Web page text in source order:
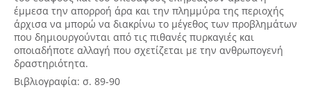
έμμεσα την απορροή άρα και την πλημμύρα της περιοχής
άρχισα να μπορώ να διακρίνω το μέγεθος των προβλημάτων
που δημιουργούνται από τις πιθανές πυρκαγιές και
οποιαδήποτε αλλαγή που σχετίζεται με την ανθρωπογενή
δραστηριότητα.
Βιβλιογραφία: σ. 89-90